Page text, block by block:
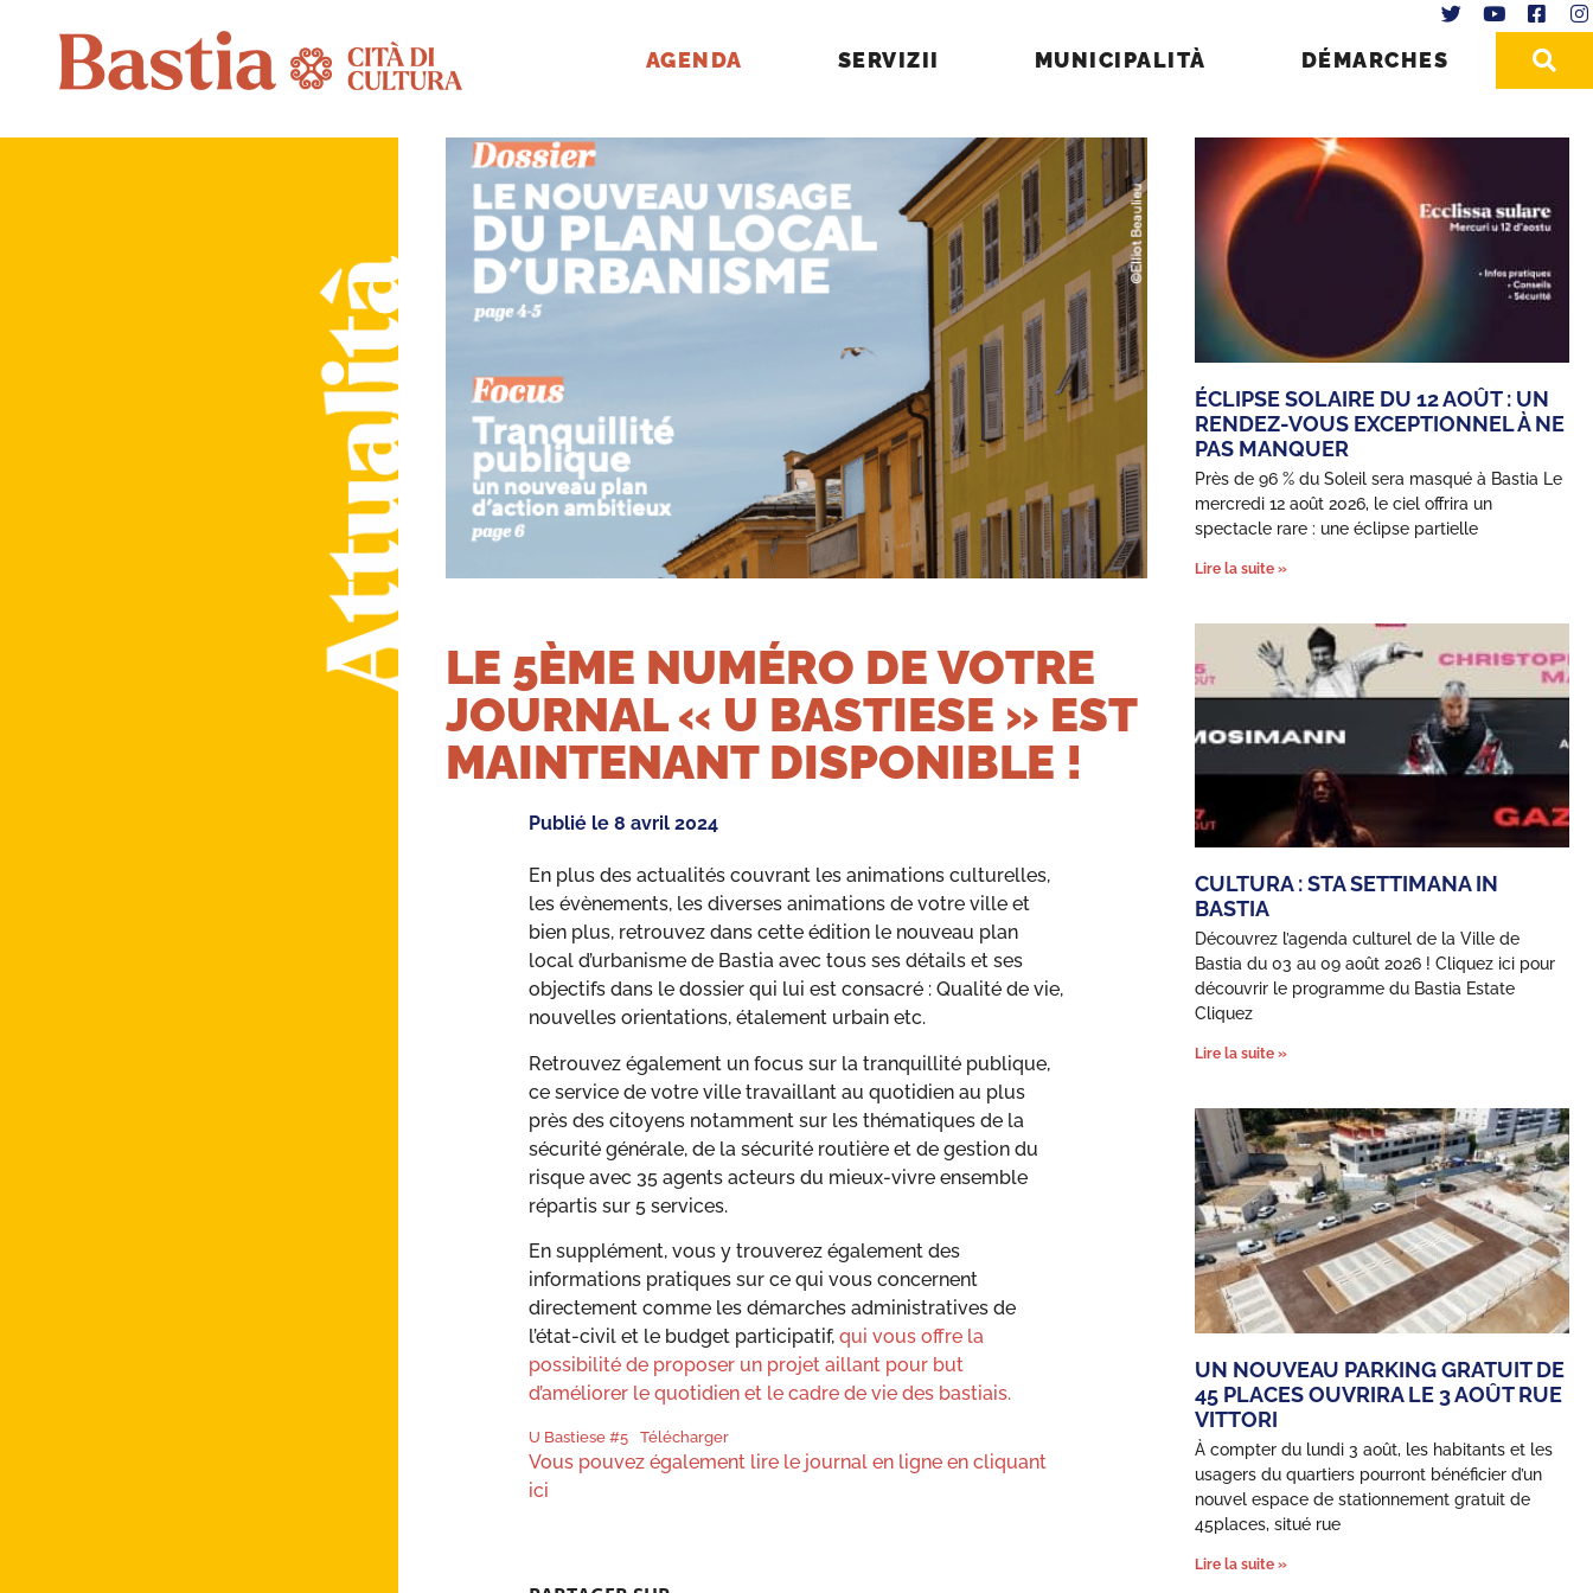
AGENDA SERVIZII MUNICIPALITÀ DÉMARCHES
LE 5ÈME NUMÉRO DE VOTRE
JOURNAL « U BASTIESE » EST
MAINTENANT DISPONIBLE !
Publié le 8 avril 2024
En plus des actualités couvrant les animations culturelles,
les évènements, les diverses animations de votre ville et
bien plus, retrouvez dans cette édition le nouveau plan
local d’urbanisme de Bastia avec tous ses détails et ses
objectifs dans le dossier qui lui est consacré : Qualité de vie,
nouvelles orientations, étalement urbain etc.
Retrouvez également un focus sur la tranquillité publique,
ce service de votre ville travaillant au quotidien au plus
près des citoyens notamment sur les thématiques de la
sécurité générale, de la sécurité routière et de gestion du
risque avec 35 agents acteurs du mieux-vivre ensemble
répartis sur 5 services.
En supplément, vous y trouverez également des
informations pratiques sur ce qui vous concernent
directement comme les démarches administratives de
l’état-civil et le budget participatif, qui vous offre la
possibilité de proposer un projet aillant pour but
d’améliorer le quotidien et le cadre de vie des bastiais.
U Bastiese #5 Télécharger
Vous pouvez également lire le journal en ligne en cliquant
ici
ÉCLIPSE SOLAIRE DU 12 AOÛT : UN
RENDEZ-VOUS EXCEPTIONNEL À NE
PAS MANQUER
Près de 96 % du Soleil sera masqué à Bastia Le
mercredi 12 août 2026, le ciel offrira un
spectacle rare : une éclipse partielle
Lire la suite »
CULTURA : STA SETTIMANA IN
BASTIA
Découvrez l’agenda culturel de la Ville de
Bastia du 03 au 09 août 2026 ! Cliquez ici pour
découvrir le programme du Bastia Estate
Cliquez
Lire la suite »
UN NOUVEAU PARKING GRATUIT DE
45 PLACES OUVRIRA LE 3 AOÛT RUE
VITTORI
À compter du lundi 3 août, les habitants et les
usagers du quartiers pourront bénéficier d’un
nouvel espace de stationnement gratuit de
45places, situé rue
Lire la suite »